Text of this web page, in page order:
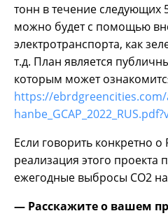
тонн в течение следующих
можно будет с помощью
электротранспорта, как
т.д. План является
которым может
https://
Если говорить конкретно о
реализация этого проекта
ежегодные выбросы СО2 на
— Расскажите о вашем